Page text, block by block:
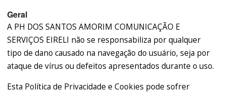
Geral
A PH DOS SANTOS AMORIM COMUNICAÇÃO E
SERVIÇOS EIRELI não se responsabiliza por qualquer
tipo de dano causado na navegação do usuário, seja por
ataque de vírus ou defeitos apresentados durante o uso.
Esta Política de Privacidade e Cookies pode sofrer